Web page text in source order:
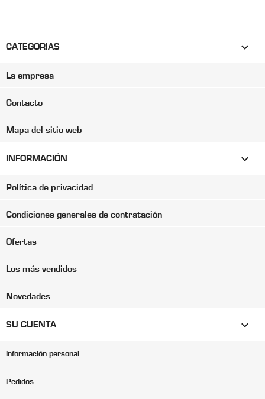
CATEGORIAS 
La empresa
Contacto
Mapa del sitio web
INFORMACIÓN 
Política de privacidad
Condiciones generales de contratación
Ofertas
Los más vendidos
Novedades
SU CUENTA 
Información personal
Pedidos